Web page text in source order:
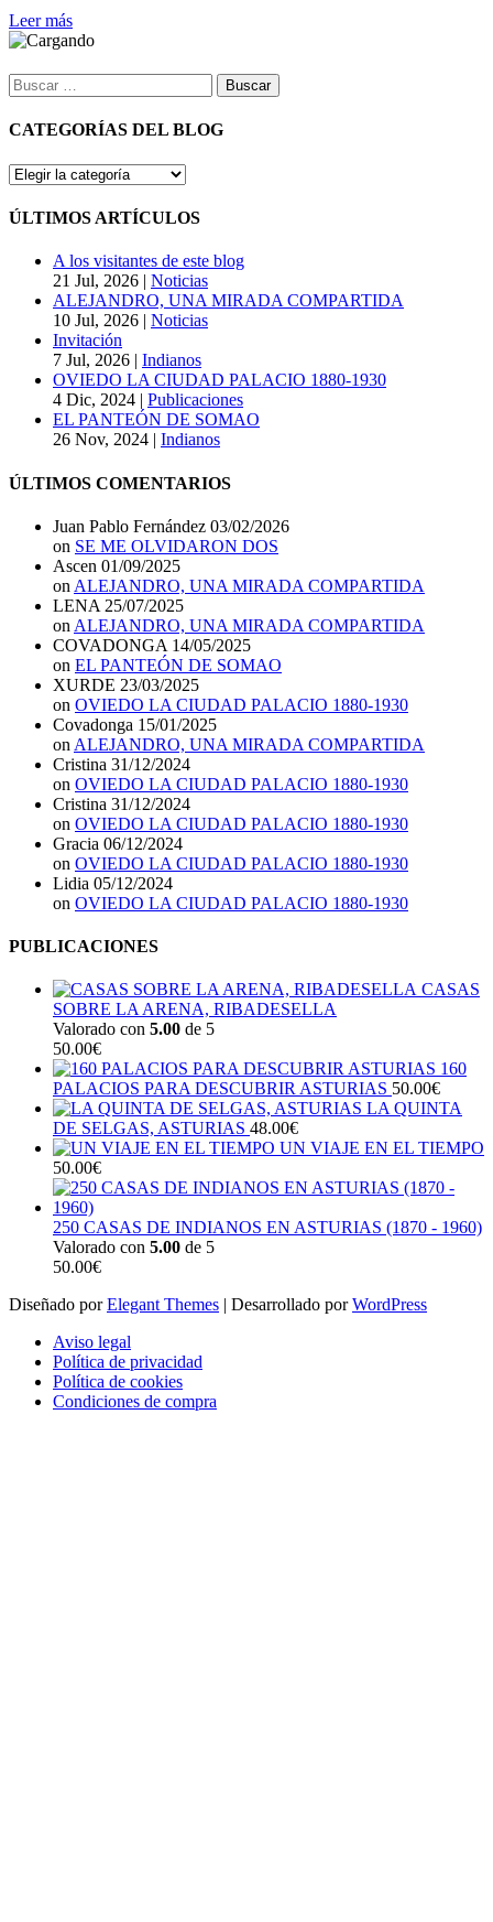
Leer más
Buscar:
CATEGORÍAS DEL BLOG
CATEGORÍAS
BLOG
ÚLTIMOS ARTÍCULOS
A los visitantes de este blog
21 Jul, 2026 | Noticias
ALEJANDRO, UNA MIRADA COMPARTIDA
10 Jul, 2026 | Noticias
Invitación
7 Jul, 2026 | Indianos
OVIEDO LA CIUDAD PALACIO 1880-1930
4 Dic, 2024 | Publicaciones
EL PANTEÓN DE SOMAO
26 Nov, 2024 | Indianos
ÚLTIMOS COMENTARIOS
Juan Pablo Fernández 03/02/2026
on SE ME OLVIDARON DOS
Ascen 01/09/2025
on ALEJANDRO, UNA MIRADA COMPARTIDA
LENA 25/07/2025
on ALEJANDRO, UNA MIRADA COMPARTIDA
COVADONGA 14/05/2025
on EL PANTEÓN DE SOMAO
XURDE 23/03/2025
on OVIEDO LA CIUDAD PALACIO 1880-1930
Covadonga 15/01/2025
on ALEJANDRO, UNA MIRADA COMPARTIDA
Cristina 31/12/2024
on OVIEDO LA CIUDAD PALACIO 1880-1930
Cristina 31/12/2024
on OVIEDO LA CIUDAD PALACIO 1880-1930
Gracia 06/12/2024
on OVIEDO LA CIUDAD PALACIO 1880-1930
Lidia 05/12/2024
on OVIEDO LA CIUDAD PALACIO 1880-1930
PUBLICACIONES
CASAS
SOBRE LA ARENA, RIBADESELLA
Valorado con 5.00 de 5
50.00€
160
PALACIOS PARA DESCUBRIR ASTURIAS 50.00€
LA QUINTA
DE SELGAS, ASTURIAS 48.00€
UN VIAJE EN EL TIEMPO
50.00€
250 CASAS DE INDIANOS EN ASTURIAS (1870 - 1960)
Valorado con 5.00 de 5
50.00€
Diseñado porElegant Themes | Desarrollado porWordPress
Aviso legal
Política de privacidad
Política de cookies
Condiciones de compra